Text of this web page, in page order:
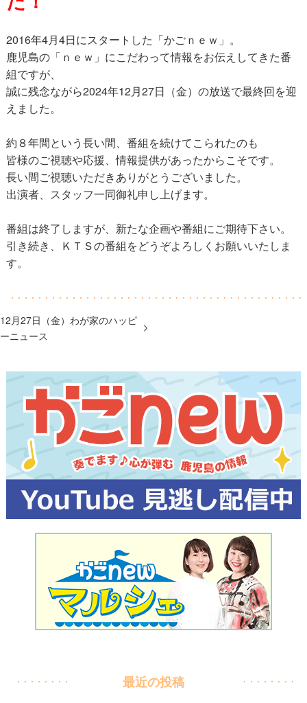
2016年4月4日にスタートした「かごｎｅｗ」。
鹿児島の「ｎｅｗ」にこだわって情報をお伝えしてきた番
組ですが、
誠に残念ながら2024年12月27日（金）の放送で最終回を迎
えました。
約８年間という長い間、番組を続けてこられたのも
皆様のご視聴や応援、情報提供があったからこそです。
長い間ご視聴いただきありがとうございました。
出演者、スタッフ一同御礼申し上げます。
番組は終了しますが、新たな企画や番組にご期待下さい。
引き続き、ＫＴＳの番組をどうぞよろしくお願いいたしま
す。
12月27日（金）わが家のハッピ
ーニュース
最近の投稿